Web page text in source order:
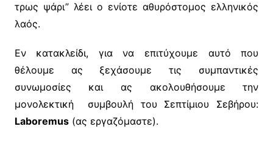
τρως ψάρι” λέει ο ενίοτε αθυρόστομος ελληνικός
λαός.
Εν κατακλείδι, για να επιτύχουμε αυτό που
θέλουμε ας ξεχάσουμε τις συμπαντικές
συνωμοσίες και ας ακολουθήσουμε την
μονολεκτική συμβουλή του Σεπτίμιου Σεβήρου:
Laboremus(ας εργαζόμαστε).